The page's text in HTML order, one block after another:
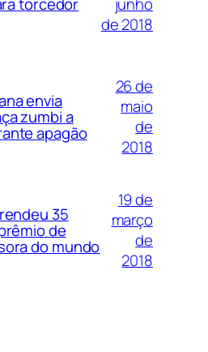
de 2018
envia
zumbi a
apagão
26 de
maio
de
2018
35
de
do mundo
19 de
março
de
2018